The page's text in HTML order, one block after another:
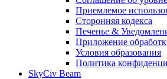
Приемлемое
Сторонняя кодекса
Печенье &
Приложение
Условия образования
Политика
SkyCiv Beam